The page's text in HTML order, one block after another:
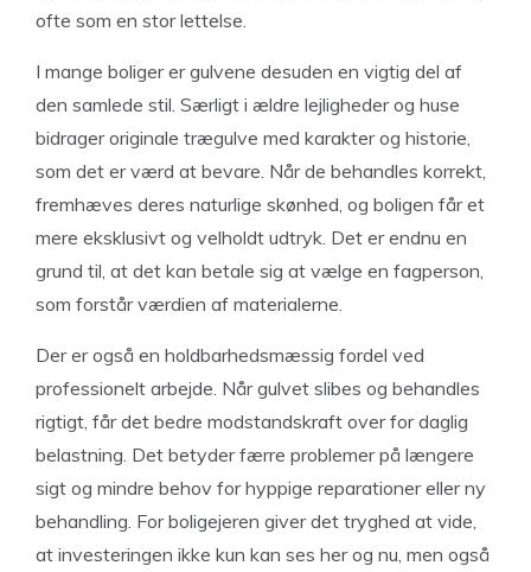
ofte som en stor lettelse.
I mange boliger er gulvene desuden en vigtig del af
den samlede stil. Særligt i ældre lejligheder og huse
bidrager originale trægulve med karakter og historie,
som det er værd at bevare. Når de behandles korrekt,
fremhæves deres naturlige skønhed, og boligen får et
mere eksklusivt og velholdt udtryk. Det er endnu en
grund til, at det kan betale sig at vælge en fagperson,
som forstår værdien af materialerne.
Der er også en holdbarhedsmæssig fordel ved
professionelt arbejde. Når gulvet slibes og behandles
rigtigt, får det bedre modstandskraft over for daglig
belastning. Det betyder færre problemer på længere
sigt og mindre behov for hyppige reparationer eller ny
behandling. For boligejeren giver det tryghed at vide,
at investeringen ikke kun kan ses her og nu, men også